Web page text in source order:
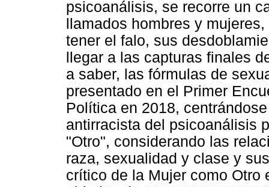
psicoanálisis, se recorre un
llamados hombres y
tener el falo, sus
llegar a las capturas finales
a saber, las fórmulas de
presentado en el Primer
Política en 2018,
antirracista del psicoanálisis
"Otro", considerando las
raza, sexualidad y clase y
crítico de la Mujer como